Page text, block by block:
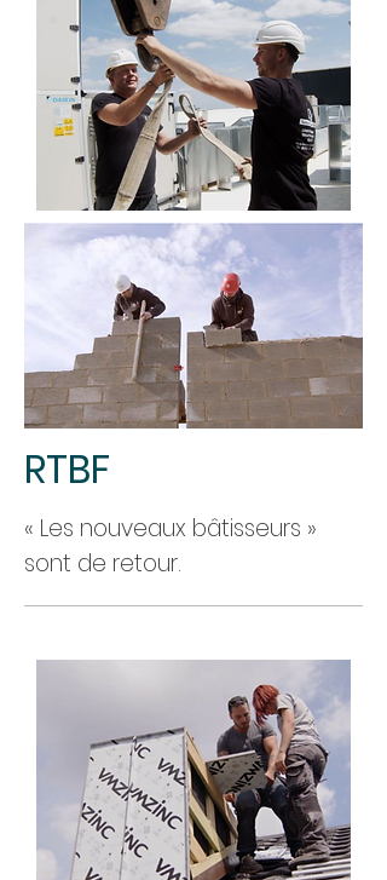
RTBF
« Les nouveaux bâtisseurs »
sont de retour.